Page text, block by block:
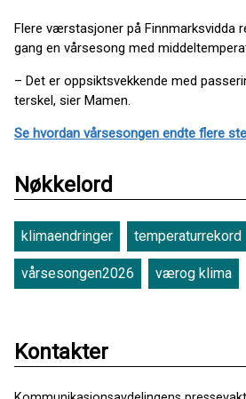
Flere værstasjoner på Finnmarksvidda
gang en vårsesong med
– Det er oppsiktsvekkende med
terskel, sier Mamen.
Se hvordan vårsesongen endte flere
Nøkkelord
klimaendringer temperaturrekord
vårsesongen2026 værog klima
Kontakter